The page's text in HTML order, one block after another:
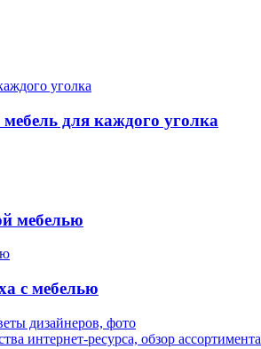
для каждого уголка
мебелью
с мебелью
дизайнеров, фото
интернет-ресурса, обзор ассортимента